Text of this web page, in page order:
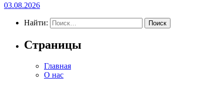
03.08.2026
Найти:
Страницы
Главная
О нас